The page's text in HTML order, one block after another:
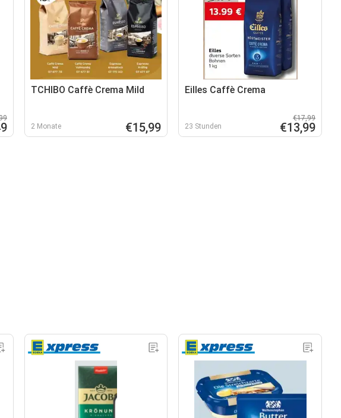
TCHIBO Caffè Crema Mild
2 Monate €15,99
Eilles Caffè Crema
23 Stunden
€17,99
€13,99